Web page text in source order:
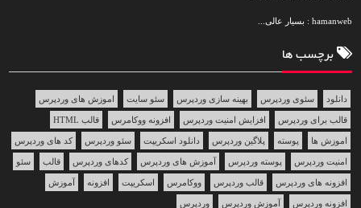
hamanweb : بسیار عالی...
برچسب ها
دانلود سئوی وردپرس بهینه سازی وردپرس سئو سایت اموزش های وردپرس
قالب برای وردپرس افزایش امنیت وردپرس افزونه ووکامرس قالب HTML
اموزش ها پوسته پلاگین وردپرس دانلود اسکریپت سئو وردپرس کد های وردپرس
امنیت وردپرس پوسته وردپرس آموزش های وردپرس کدهای وردپرس قالب سئو
افزونه های وردپرس قالب وردپرس ووکامرس اسکریپت افزونه آموزش
افزونه وردپرس آموزش وردپرس وردپرس